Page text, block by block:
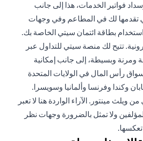
فواتير الخدمات، هذا إلى جانب
تقدمها لك في المطاعم وفي وجهات
بطاقة ائتمان سيتي الخاصة بك.
تتيح لك منصة سيتي للتداول عبر
ومرنة وبسيطة، إلى جانب إمكانية
رأس المال في الولايات المتحدة
وكندا وفرنسا وألمانيا وسويسرا.
مينتور. الآراء الواردة هنا لا تعبر
ولا تمثل بالضرورة وجهات نظر